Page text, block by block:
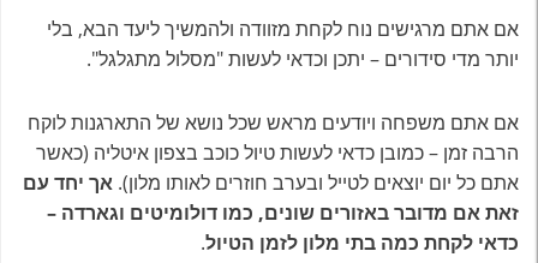
אם אתם מרגישים נוח לקחת מזוודה ולהמשיך ליעד הבא, בלי
יותר מדי סידורים – יתכן וכדאי לעשות "מסלול מתגלגל".
אם אתם משפחה ויודעים מראש שכל נושא של התארגנות לוקח
הרבה זמן – כמובן כדאי לעשות טיול כוכב בצפון איטליה (כאשר
אתם כל יום יוצאים לטייל ובערב חוזרים לאותו מלון). אך יחד עם
זאת אם מדובר באזורים שונים, כמו דולומיטים וגארדה –
כדאי לקחת כמה בתי מלון לזמן הטיול.